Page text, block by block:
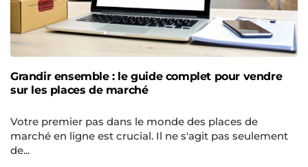
Grandir ensemble : le guide complet pour vendre
sur les places de marché
Votre premier pas dans le monde des places de
marché en ligne est crucial. Il ne s'agit pas seulement
de...